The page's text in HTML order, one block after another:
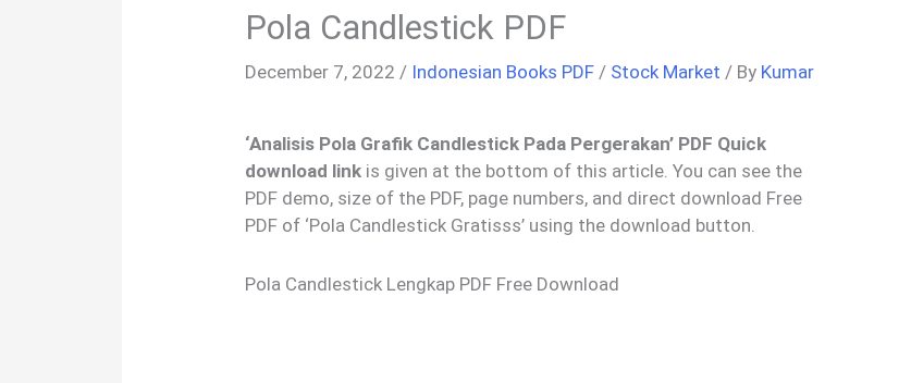
Pola Candlestick PDF
December 7, 2022 / Indonesian Books PDF / Stock Market / By Kumar
‘Analisis Pola Grafik Candlestick Pada Pergerakan’ PDF Quick
download link is given at the bottom of this article. You can see the
PDF demo, size of the PDF, page numbers, and direct download Free
PDF of ‘Pola Candlestick Gratisss’ using the download button.
Pola Candlestick Lengkap PDF Free Download